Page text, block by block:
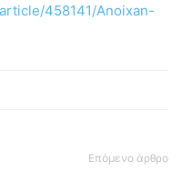
458141/Anoixan-
Επόμενο άρθρο